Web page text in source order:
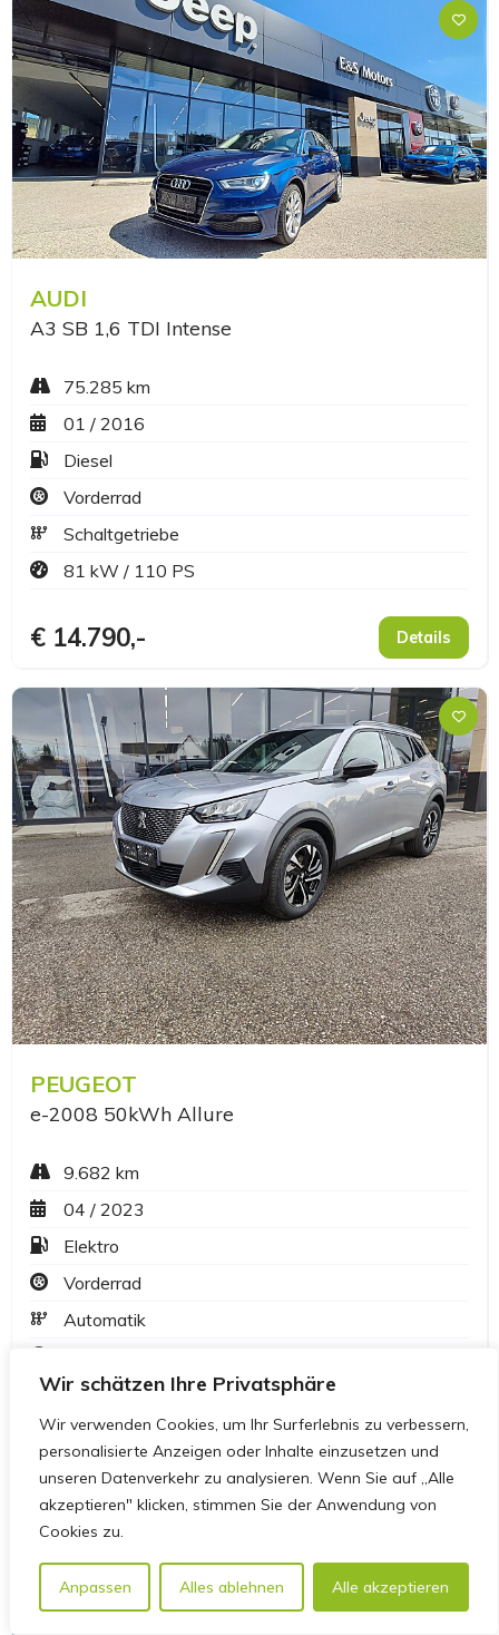
Wir schätzen Ihre Privatsphäre
Wir verwenden Cookies, um Ihr Surferlebnis zu verbessern,
personalisierte Anzeigen oder Inhalte einzusetzen und
unseren Datenverkehr zu analysieren. Wenn Sie auf „Alle
akzeptieren" klicken, stimmen Sie der Anwendung von
Cookies zu.
Anpassen Alles ablehnen Alle akzeptieren